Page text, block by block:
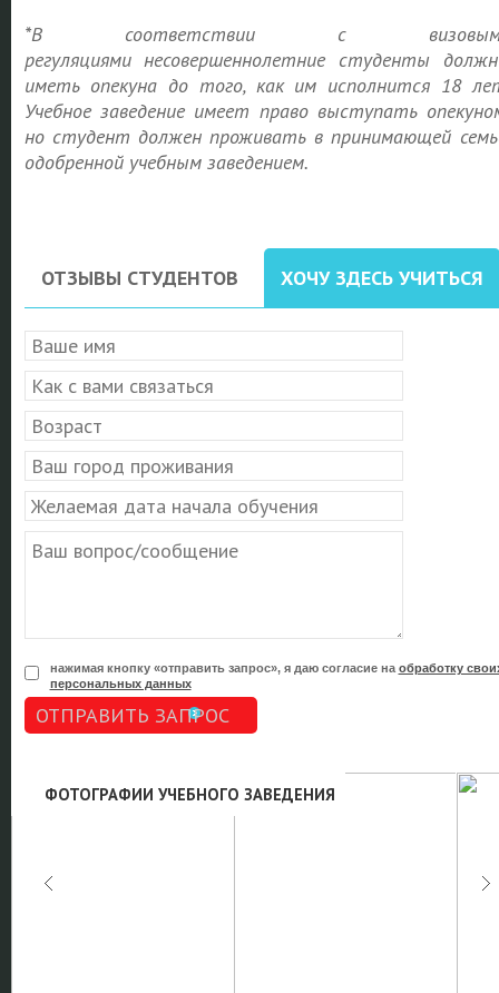
*В соответствии с
регуляцияминесовершеннолетние студенты
иметь опекуна до того, как им исполнится 18
Учебное заведение имеет право выступать
но студент должен проживать в принимающей
одобренной учебным заведением.
ОТЗЫВЫ СТУДЕНТОВ ХОЧУ ЗДЕСЬ УЧИТЬСЯ
нажимая кнопку «отправить запрос», я даю согласие на обработку
персональных данных
ОТПРАВИТЬ ЗАПРОС
ФОТОГРАФИИ УЧЕБНОГО ЗАВЕДЕНИЯ